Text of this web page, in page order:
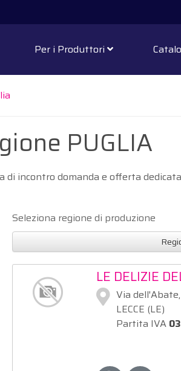
Per i Produttori
PUGLIA
incontro domanda e offerta
Seleziona regione di produzione
LE DELIZIE
Via
LECCE (LE)
Partita IVA